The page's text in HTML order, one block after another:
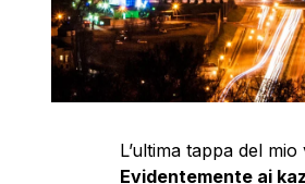
L’ultima tappa del mio
Evidentemente ai